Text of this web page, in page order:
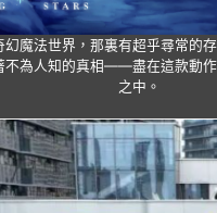
幻魔法世界，那裏有超乎尋常的
不為人知的真相——盡在這款動
之中。